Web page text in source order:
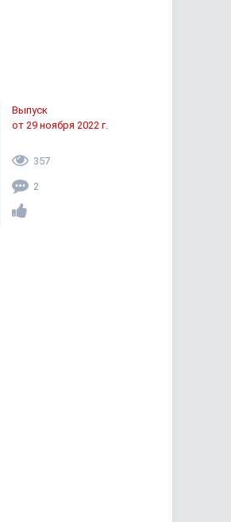
Выпуск
от 29 ноября 2022 г.
357
2